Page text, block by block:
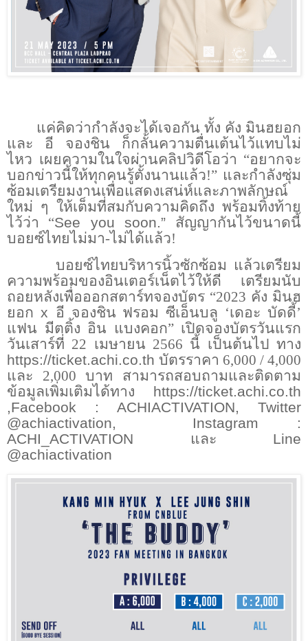
แค่คิดว่ากำลังจะได้เจอกัน ทั้ง คัง มินฮยอก
และ อี จองชิน ก็กลั้นความตื่นเต้นไว้แทบไม่
ไหว เผยความในใจผ่านคลิปวิดีโอว่า “อยากจะ
บอกข่าวนี้ให้ทุกคนรู้ตั้งนานแล้ว!” และกำลังซุ่ม
ซ้อมเตรียมงานเพื่อแสดงเสน่ห์และภาพลักษณ์
ใหม่ ๆ ให้เต็มที่สมกับความคิดถึง พร้อมทิ้งท้าย
ไว้ว่า “See you soon.” สัญญากันไว้ขนาดนี้
บอยซ์ไทยไม่มา-ไม่ได้แล้ว!
บอยซ์ไทยบริหารนิ้วซักซ้อม แล้วเตรียม
ความพร้อมของอินเตอร์เน็ตไว้ให้ดี เตรียมนับ
ถอยหลังเพื่อออกสตาร์ทจองบัตร “2023 คัง มินฮ
ยอก x อี จองชิน ฟรอม ซีเอ็นบลู ‘เดอะ บัดดี้’
แฟน มีตติ้ง อิน แบงคอก” เปิดจองบัตรวันแรก
วันเสาร์ที่ 22 เมษายน 2566 นี้ เป็นต้นไป ทาง
https://ticket.achi.co.th บัตรราคา 6,000 / 4,000
และ 2,000 บาท สามารถสอบถามและติดตาม
ข้อมูลเพิ่มเติมได้ทาง https://ticket.achi.co.th
,Facebook : ACHIACTIVATION, Twitter
@achiactivation,
Instagram :
ACHI_ACTIVATION และ Line
@achiactivation